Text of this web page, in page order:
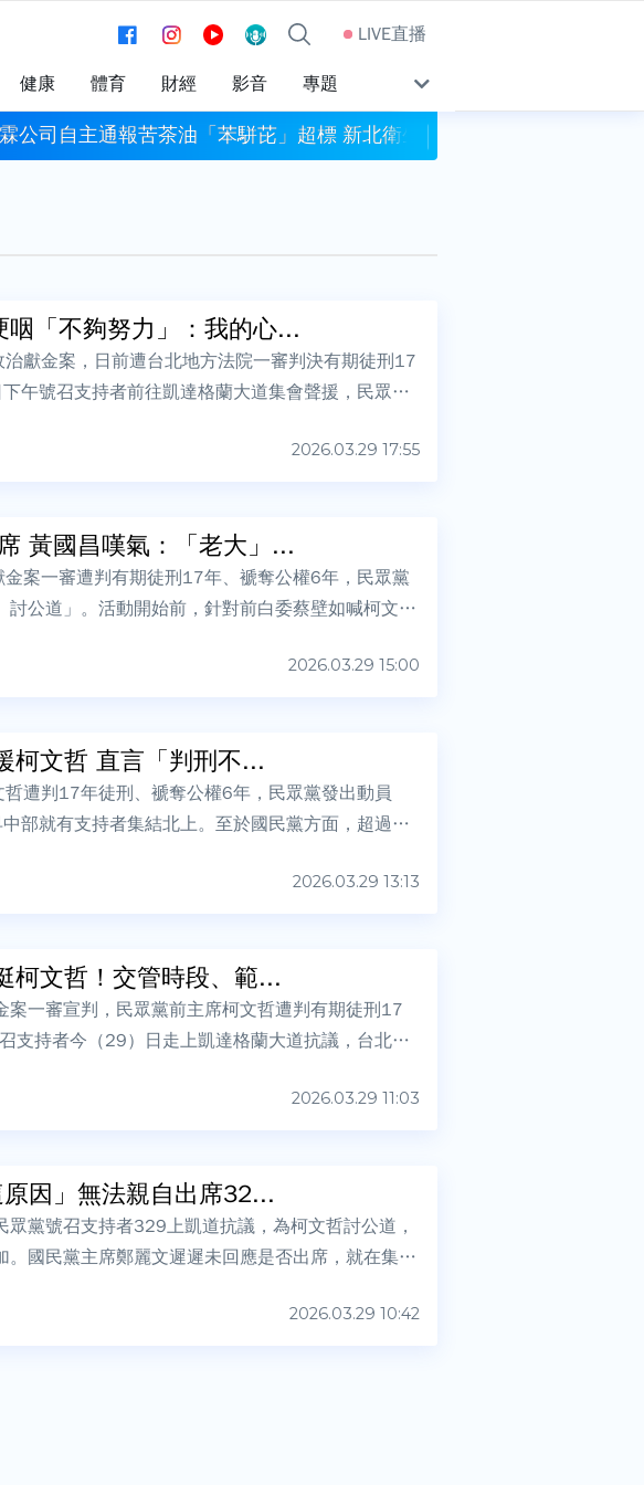
LIVE直播
健康 體育 財經 影音 專題
公司自主通報苦茶油「苯駢芘」超標 新北衛生局令下架停售
「不夠努力」：我的心...
2026.03.29 17:55
獻金案，日前遭台北地方法院一審判決有期徒刑17
午號召支持者前往凱達格蘭大道集會聲援，民眾黨
黃國昌嘆氣：「老大」...
2026.03.29 15:00
案一審遭判有期徒刑17年、褫奪公權6年，民眾黨
公道」。活動開始前，針對前白委蔡壁如喊柯文哲
柯文哲 直言「判刑不...
2026.03.29 13:13
遭判17年徒刑、褫奪公權6年，民眾黨發出動員
部就有支持者集結北上。至於國民黨方面，超過20
柯文哲！交管時段、範...
2026.03.29 11:03
一審宣判，民眾黨前主席柯文哲遭判有期徒刑17
支持者今（29）日走上凱達格蘭大道抗議，台北市
因」無法親自出席32...
2026.03.29 10:42
黨號召支持者329上凱道抗議，為柯文哲討公道，
國民黨主席鄭麗文遲遲未回應是否出席，就在集會